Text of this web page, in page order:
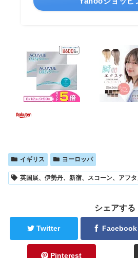
イギリス ヨーロッパ
英国展、伊勢丹、新宿、スコーン、アフ
シェアする
Twitter Facebook
Pinterest